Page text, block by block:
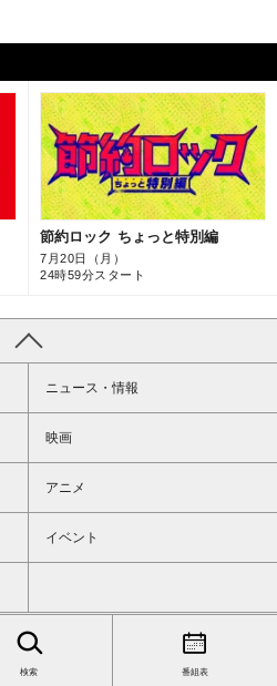
節約ロック ちょっと特別編
7月20日（月）
24時59分スタート
ニュース・情報
映画
アニメ
イベント
検索 番組表